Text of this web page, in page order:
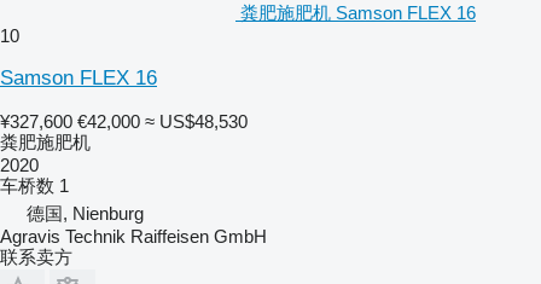
粪肥施肥机 Samson FLEX 16
10
Samson FLEX 16
¥327,600 €42,000 ≈ US$48,530
粪肥施肥机
2020
车桥数 1
德国, Nienburg
Agravis Technik Raiffeisen GmbH
联系卖方